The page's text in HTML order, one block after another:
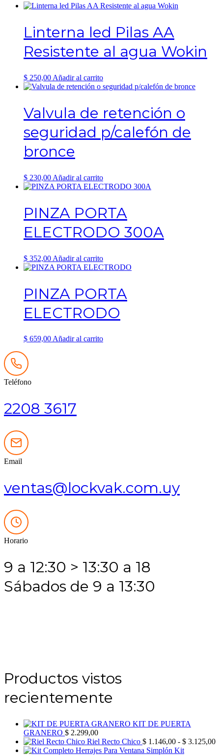
Linterna led Pilas AA
Resistente al agua Wokin
$ 250,00 Añadir al carrito
Valvula de retención o
seguridad p/calefón de
bronce
$ 230,00 Añadir al carrito
PINZA PORTA
ELECTRODO 300A
$ 352,00 Añadir al carrito
PINZA PORTA
ELECTRODO
$ 659,00Añadir al carrito
Teléfono
2208 3617
Email
ventas@lockvak.com.uy
Horario
9 a 12:30 > 13:30 a 18
Sábados de 9 a 13:30
Productos vistos
recientemente
KIT DE PUERTA
GRANERO $ 2.299,00
Riel Recto Chico $ 1.146,00 - $ 3.125,00
Kit